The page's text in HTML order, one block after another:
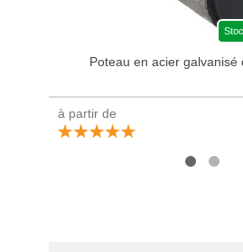
Poteau en acier galvanisé
à partir de